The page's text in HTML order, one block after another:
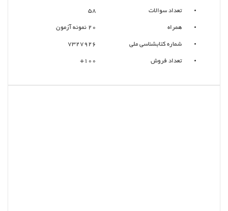
تعداد سوالات 58
همراه 20 نمونه آزمون
شماره کتابشناسی ملی 7327926
تعداد فروش 100+